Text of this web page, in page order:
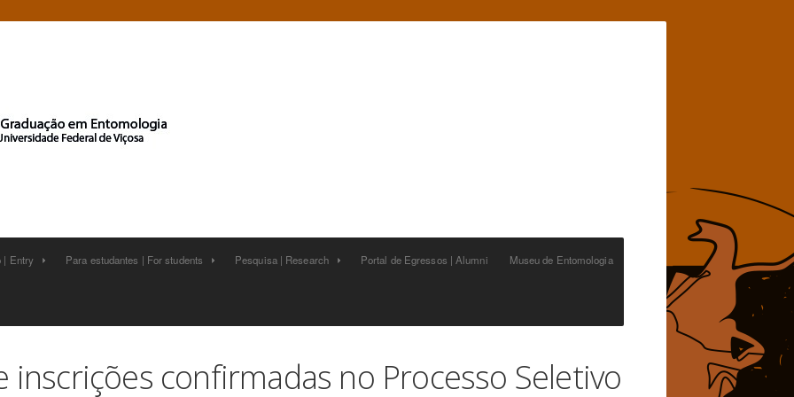
| Entry  Para estudantes | For students  Pesquisa | Research  Portal de Egressos | Alumni Museu de Entomologia
inscrições confirmadas no Processo Seletivo